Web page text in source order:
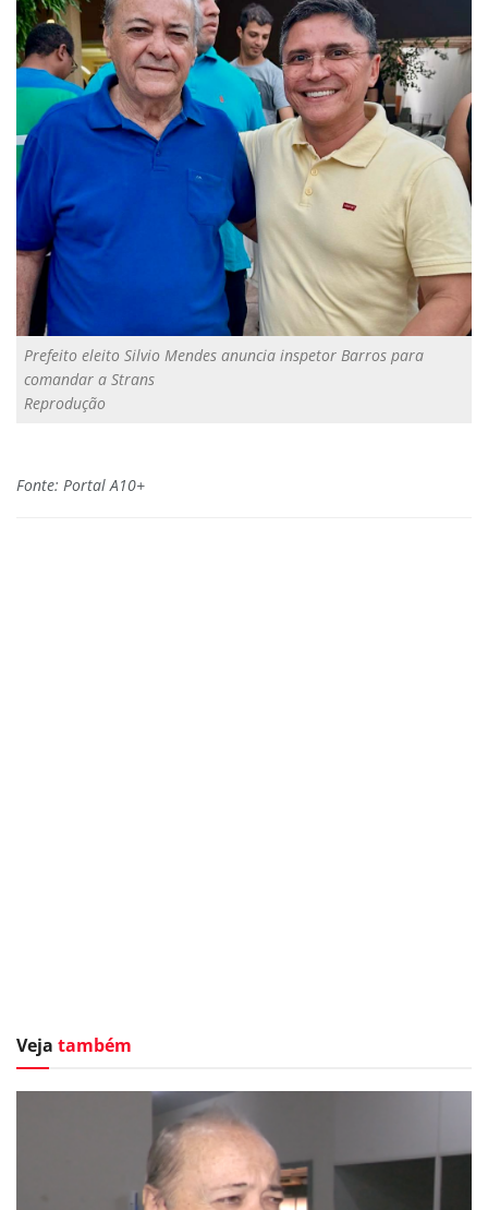
Prefeito eleito Silvio Mendes anuncia inspetor Barros para
comandar a Strans
Reprodução
Fonte: Portal A10+
Veja também